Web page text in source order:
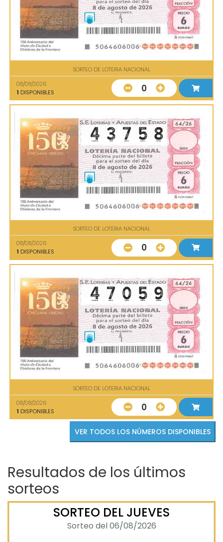
SORTEO DE LOTERIA NACIONAL
08/08/2026
1 DISPONIBLES 0
SORTEO DE LOTERIA NACIONAL
08/08/2026
1 DISPONIBLES 0
SORTEO DE LOTERIA NACIONAL
08/08/2026
1 DISPONIBLES 0
VER TODOS LOS NÚMEROS DISPONIBLES
Resultados de los últimos
sorteos
SORTEO DEL JUEVES
Sorteo del 06/08/2026